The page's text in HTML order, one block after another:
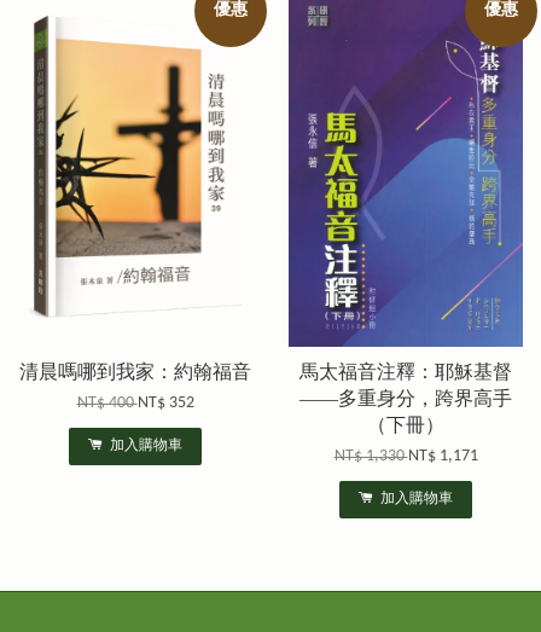
優惠
清晨嗎哪到我家：約翰福音
NT$ 400NT$ 352
加入購物車
優惠
馬太福音注釋：耶穌基督
——多重身分，跨界高手
（下冊）
NT$ 1,330NT$ 1,171
加入購物車